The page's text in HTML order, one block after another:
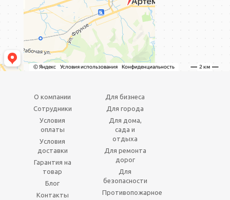
О компании
Сотрудники
Условия
оплаты
Условия
доставки
Гарантия на
товар
Блог
Контакты
Для бизнеса
Для города
Для дома,
сада и
отдыха
Для ремонта
дорог
Для
безопасности
Противопожарное